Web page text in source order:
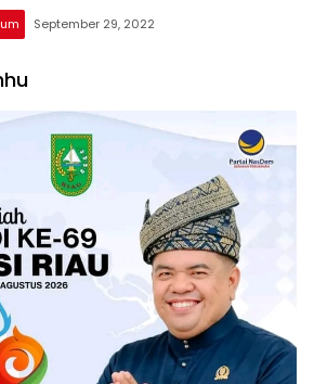
September 29, 2022